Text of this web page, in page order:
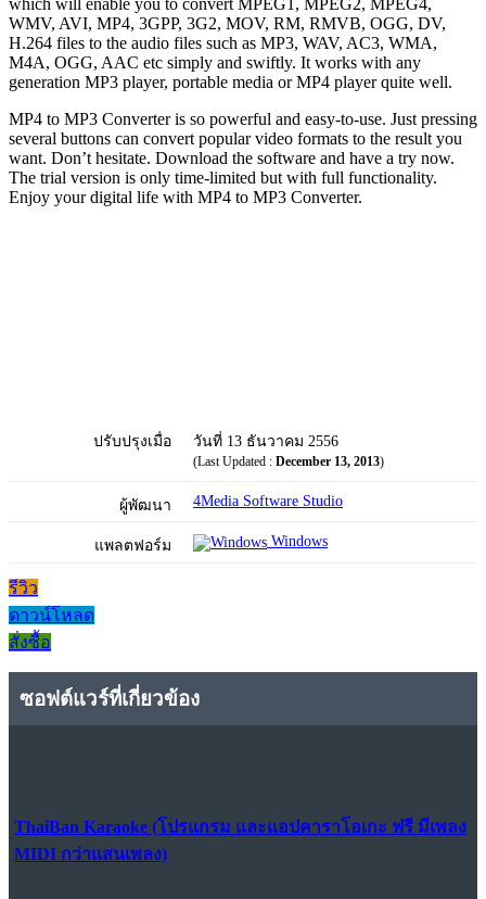
which will enable you to convert MPEG1, MPEG2, MPEG4,
WMV, AVI, MP4, 3GPP, 3G2, MOV, RM, RMVB, OGG, DV,
H.264 files to the audio files such as MP3, WAV, AC3, WMA,
M4A, OGG, AAC etc simply and swiftly. It works with any
generation MP3 player, portable media or MP4 player quite well.
MP4 to MP3 Converter is so powerful and easy-to-use. Just pressing
several buttons can convert popular video formats to the result you
want. Don’t hesitate. Download the software and have a try now.
The trial version is only time-limited but with full functionality.
Enjoy your digital life with MP4 to MP3 Converter.
ปรับปรุงเมื่อ วันที่ 13 ธันวาคม 2556
(Last Updated : December 13, 2013)
ผู้พัฒนา 4Media Software Studio
แพลตฟอร์ม Windows
รีวิว
ดาวน์โหลด
สั่งซื้อ
ซอฟต์แวร์ที่เกี่ยวข้อง
ThaiBan Karaoke (โปรแกรม และแอปคาราโอเกะ ฟรี มีเพลง
MIDI กว่าแสนเพลง)